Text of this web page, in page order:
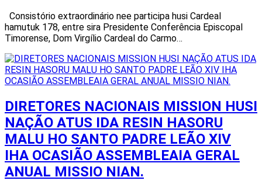
Consistório extraordinário nee participa husi Cardeal
hamutuk 178, entre sira Presidente Conferência Episcopal
Timorense, Dom Virgílio Cardeal do Carmo…
DIRETORES NACIONAIS MISSION HUSI
NAÇÃO ATUS IDA RESIN HASORU
MALU HO SANTO PADRE LEÃO XIV
IHA OCASIÃO ASSEMBLEAIA GERAL
ANUAL MISSIO NIAN.